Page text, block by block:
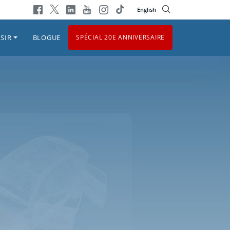
English
BLOGUE SPÉCIAL 20E ANNIVERSAIRE